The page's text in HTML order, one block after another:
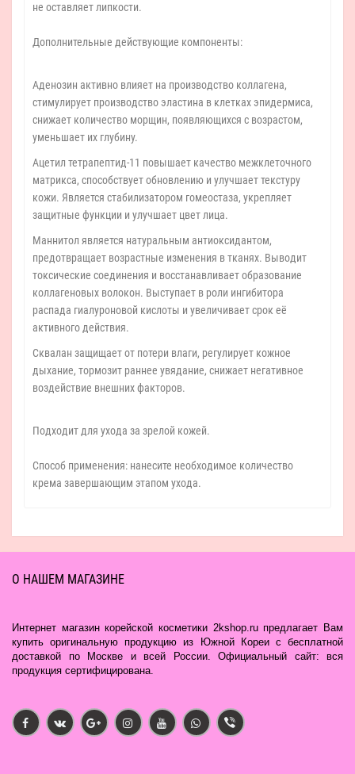
не оставляет липкости.
Дополнительные действующие компоненты:
Аденозин активно влияет на производство коллагена,
стимулирует производство эластина в клетках эпидермиса,
снижает количество морщин, появляющихся с возрастом,
уменьшает их глубину.
Ацетил тетрапептид-11 повышает качество межклеточного
матрикса, способствует обновлению и улучшает текстуру
кожи. Является стабилизатором гомеостаза, укрепляет
защитные функции и улучшает цвет лица.
Маннитол является натуральным антиоксидантом,
предотвращает возрастные изменения в тканях. Выводит
токсические соединения и восстанавливает образование
коллагеновых волокон. Выступает в роли ингибитора
распада гиалуроновой кислоты и увеличивает срок её
активного действия.
Сквалан защищает от потери влаги, регулирует кожное
дыхание, тормозит раннее увядание, снижает негативное
воздействие внешних факторов.
Подходит для ухода за зрелой кожей.
Способ применения: нанесите необходимое количество
крема завершающим этапом ухода.
О НАШЕМ МАГАЗИНЕ
Интернет магазин корейской косметики 2kshop.ru предлагает Вам
купить оригинальную продукцию из Южной Кореи с бесплатной
доставкой по Москве и всей России. Официальный сайт: вся
продукция сертифицирована.